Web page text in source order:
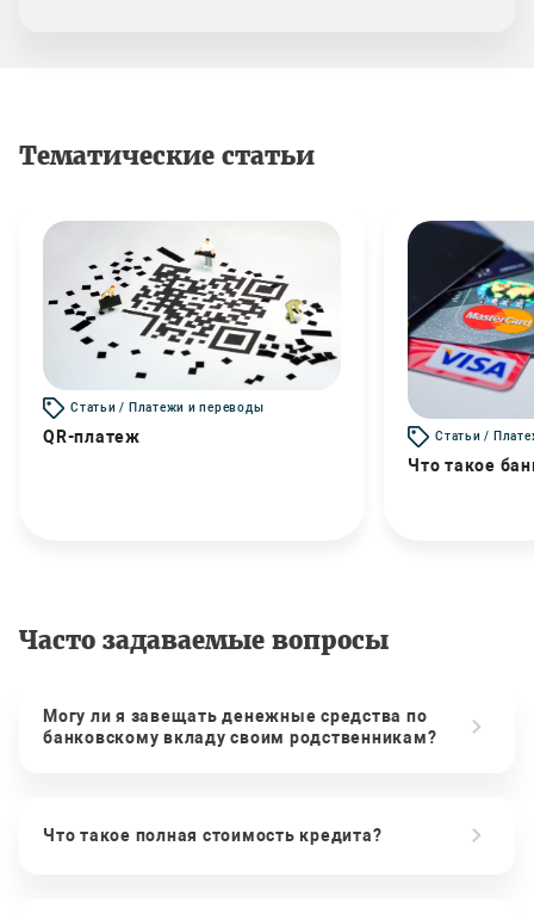
Тематические статьи
Статьи / Платежи и переводы
QR-платеж Статьи /
Что такое
Часто задаваемые вопросы
Могу ли я завещать денежные средства по
банковскому вкладу своим родственникам?
Что такое полная стоимость кредита?